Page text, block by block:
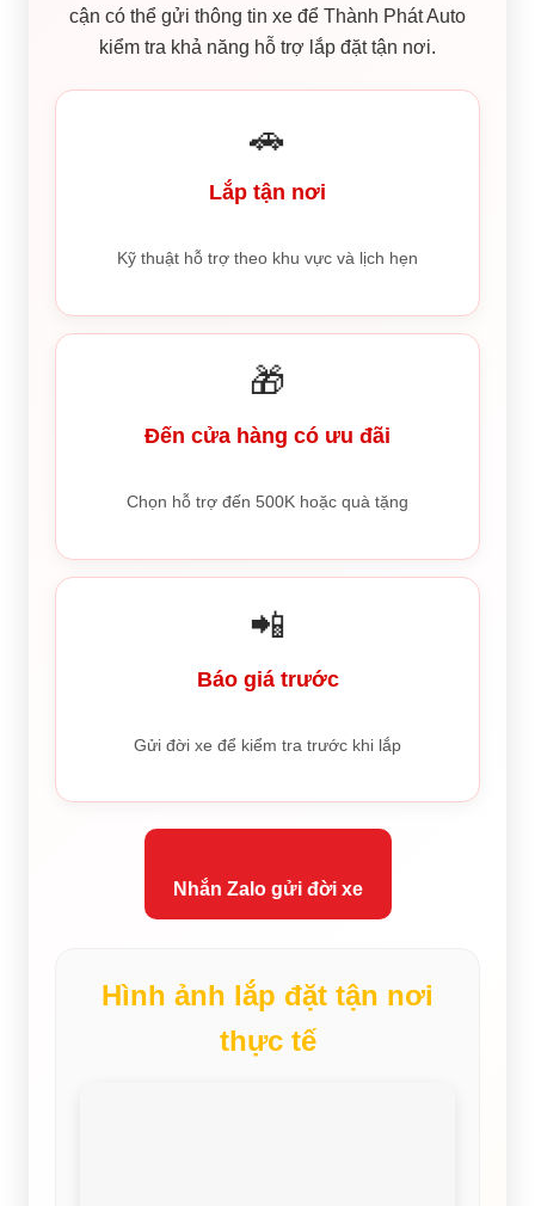
cận có thể gửi thông tin xe để Thành Phát Auto
kiểm tra khả năng hỗ trợ lắp đặt tận nơi.
🚗
Lắp tận nơi
Kỹ thuật hỗ trợ theo khu vực và lịch hẹn
🎁
Đến cửa hàng có ưu đãi
Chọn hỗ trợ đến 500K hoặc quà tặng
📲
Báo giá trước
Gửi đời xe để kiểm tra trước khi lắp
Nhắn Zalo gửi đời xe
Hình ảnh lắp đặt tận nơi
thực tế